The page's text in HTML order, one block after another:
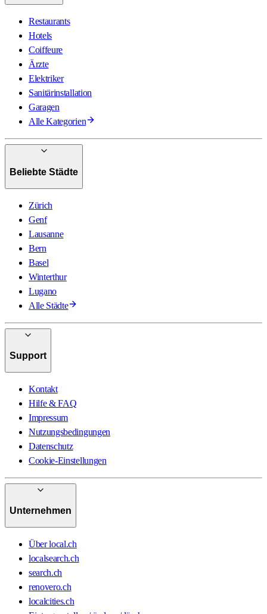
Restaurants
Hotels
Coiffeure
Ärzte
Elektriker
Sanitärinstallation
Garagen
Alle Kategorien
Beliebte Städte
Zürich
Genf
Lausanne
Bern
Basel
Winterthur
Lugano
Alle Städte
Support
Kontakt
Hilfe & FAQ
Impressum
Nutzungsbedingungen
Datenschutz
Cookie-Einstellungen
Unternehmen
Über local.ch
localsearch.ch
search.ch
renovero.ch
localcities.ch